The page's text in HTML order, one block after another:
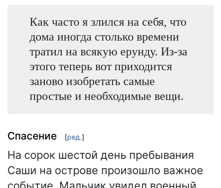
Как часто я злился на себя, что
дома иногда столько времени
тратил на всякую ерунду. Из-за
этого теперь вот приходится
заново изобретать самые
простые и необходимые вещи.
Спасение [ред.]
На сорок шестой день пребывания
Саши на острове произошло важное